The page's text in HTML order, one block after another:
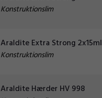
Konstruktionslim
Araldite Extra Strong 2x15ml
Konstruktionslim
Araldite Hærder HV 998